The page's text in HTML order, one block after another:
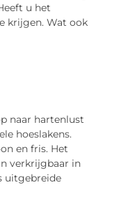
u het
krijgen. Wat ook
naar hartenlust
hoeslakens.
en fris. Het
verkrijgbaar in
uitgebreide